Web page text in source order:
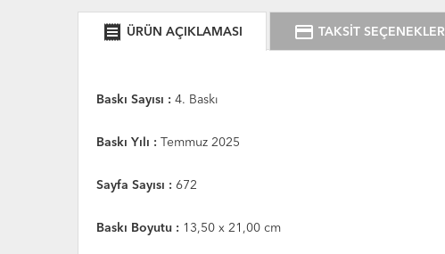
receipt ÜRÜN AÇIKLAMASI credit_card TAKSİT SEÇENEKLERİ
Baskı Sayısı : 4. Baskı
Baskı Yılı : Temmuz 2025
Sayfa Sayısı : 672
Baskı Boyutu : 13,50 x 21,00 cm